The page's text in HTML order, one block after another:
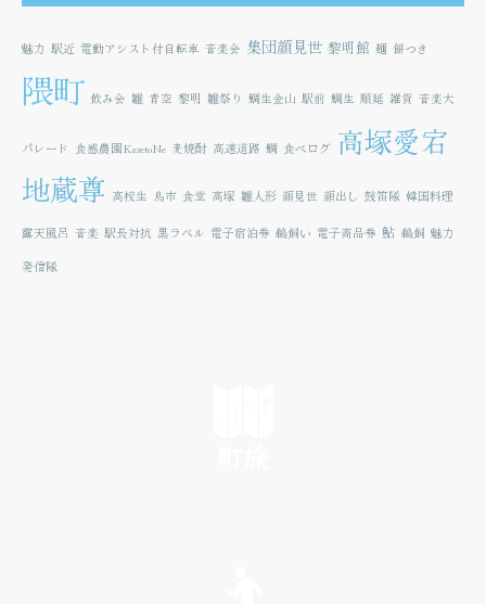
魅力 駅近 電動アシスト付自転車 音楽会 集団顔見世 黎明館 麺 餅つき
隈町 飲み会 雛 青空 黎明 雛祭り 鯛生金山 駅前 鯛生 順延 雑貨 音楽大
パレード 食感農園KazetoNe 麦焼酎 高速道路 鯛 食べログ 高塚愛宕
地蔵尊 高校生 鳥市 食堂 高塚 雛人形 顔見世 顔出し 鼓笛隊 韓国料理
露天風呂 音楽 駅長対抗 黒ラベル 電子宿泊券 鵜飼い 電子商品券 鮎 鵜飼 魅力
発信隊